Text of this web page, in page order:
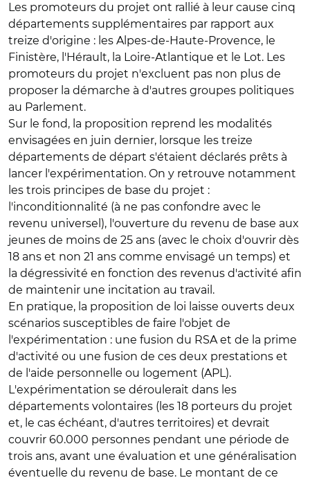
Les promoteurs du projet ont rallié à leur cause cinq
départements supplémentaires par rapport aux
treize d'origine : les Alpes-de-Haute-Provence, le
Finistère, l'Hérault, la Loire-Atlantique et le Lot. Les
promoteurs du projet n'excluent pas non plus de
proposer la démarche à d'autres groupes politiques
au Parlement.
Sur le fond, la proposition reprend les modalités
envisagées en juin dernier, lorsque les treize
départements de départ s'étaient déclarés prêts à
lancer l'expérimentation. On y retrouve notamment
les trois principes de base du projet :
l'inconditionnalité (à ne pas confondre avec le
revenu universel), l'ouverture du revenu de base aux
jeunes de moins de 25 ans (avec le choix d'ouvrir dès
18 ans et non 21 ans comme envisagé un temps) et
la dégressivité en fonction des revenus d'activité afin
de maintenir une incitation au travail.
En pratique, la proposition de loi laisse ouverts deux
scénarios susceptibles de faire l'objet de
l'expérimentation : une fusion du RSA et de la prime
d'activité ou une fusion de ces deux prestations et
de l'aide personnelle ou logement (APL).
L'expérimentation se déroulerait dans les
départements volontaires (les 18 porteurs du projet
et, le cas échéant, d'autres territoires) et devrait
couvrir 60.000 personnes pendant une période de
trois ans, avant une évaluation et une généralisation
éventuelle du revenu de base. Le montant de ce